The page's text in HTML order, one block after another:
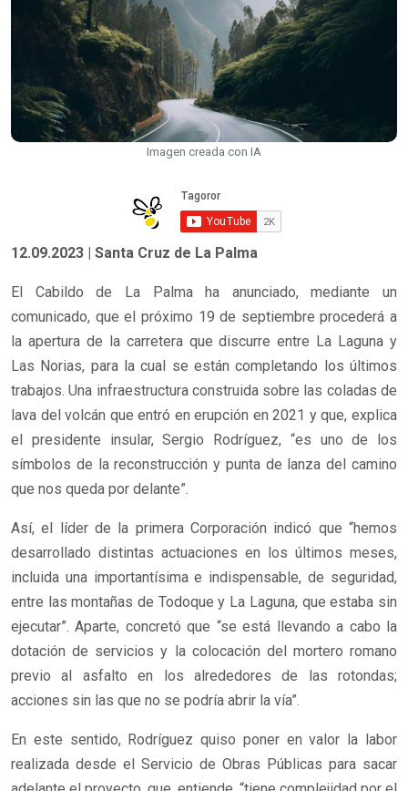
Imagen creada con IA
12.09.2023 | Santa Cruz de La Palma
El Cabildo de La Palma ha anunciado, mediante un
comunicado, que el próximo 19 de septiembre procederá a
la apertura de la carretera que discurre entre La Laguna y
Las Norias, para la cual se están completando los últimos
trabajos. Una infraestructura construida sobre las coladas de
lava del volcán que entró en erupción en 2021 y que, explica
el presidente insular, Sergio Rodríguez, “es uno de los
símbolos de la reconstrucción y punta de lanza del camino
que nos queda por delante”.
Así, el líder de la primera Corporación indicó que “hemos
desarrollado distintas actuaciones en los últimos meses,
incluida una importantísima e indispensable, de seguridad,
entre las montañas de Todoque y La Laguna, que estaba sin
ejecutar”. Aparte, concretó que “se está llevando a cabo la
dotación de servicios y la colocación del mortero romano
previo al asfalto en los alrededores de las rotondas;
acciones sin las que no se podría abrir la vía”.
En este sentido, Rodríguez quiso poner en valor la labor
realizada desde el Servicio de Obras Públicas para sacar